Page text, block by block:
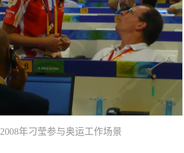
2008年刁莹参与奥运工作场景